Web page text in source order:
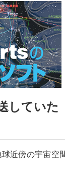
していた
近傍の宇宙空